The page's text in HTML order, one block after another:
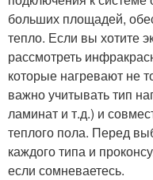
больших площадей,
тепло. Если вы хотите
рассмотреть
которые нагревают не
важно учитывать тип
ламинат и т.д.) и
теплого пола. Перед
каждого типа и
если сомневаетесь.